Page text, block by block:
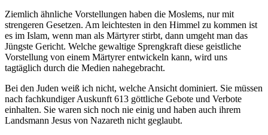
Ziemlich ähnliche Vorstellungen haben die Moslems, nur mit
strengeren Gesetzen. Am leichtesten in den Himmel zu kommen ist
es im Islam, wenn man als Märtyrer stirbt, dann umgeht man das
Jüngste Gericht. Welche gewaltige Sprengkraft diese geistliche
Vorstellung von einem Märtyrer entwickeln kann, wird uns
tagtäglich durch die Medien nahegebracht.
Bei den Juden weiß ich nicht, welche Ansicht dominiert. Sie müssen
nach fachkundiger Auskunft 613 göttliche Gebote und Verbote
einhalten. Sie waren sich noch nie einig und haben auch ihrem
Landsmann Jesus von Nazareth nicht geglaubt.